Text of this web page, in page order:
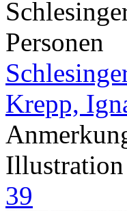
Personen
Krepp,
39